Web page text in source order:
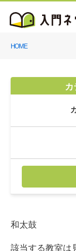
HOME
和太鼓
該当する教室は